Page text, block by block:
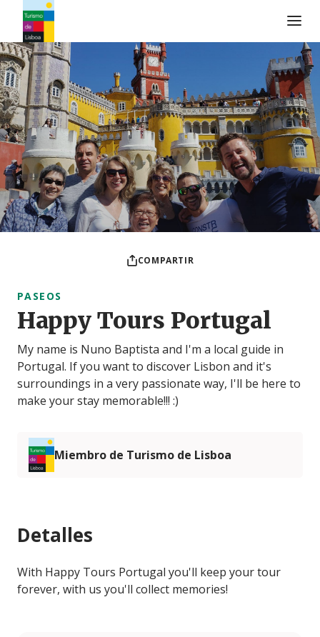
Logo de Turismo de Lisboa
COMPARTIR
PASEOS
Happy Tours Portugal
My name is Nuno Baptista and I'm a local guide in
Portugal. If you want to discover Lisbon and it's
surroundings in a very passionate way, I'll be here to
make your stay memorable!!! :)
Miembro de Turismo de Lisboa
Detalles
With Happy Tours Portugal you'll keep your tour
forever, with us you'll collect memories!